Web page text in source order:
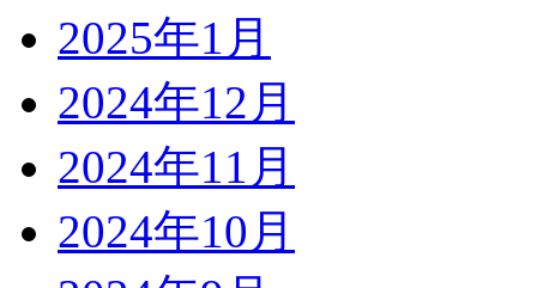
2025年1月
2024年12月
2024年11月
2024年10月